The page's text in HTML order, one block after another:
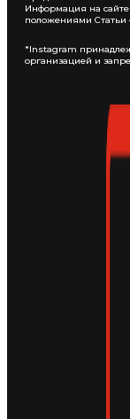
Информация на
положениями Статьи
*Instagram
организацией и